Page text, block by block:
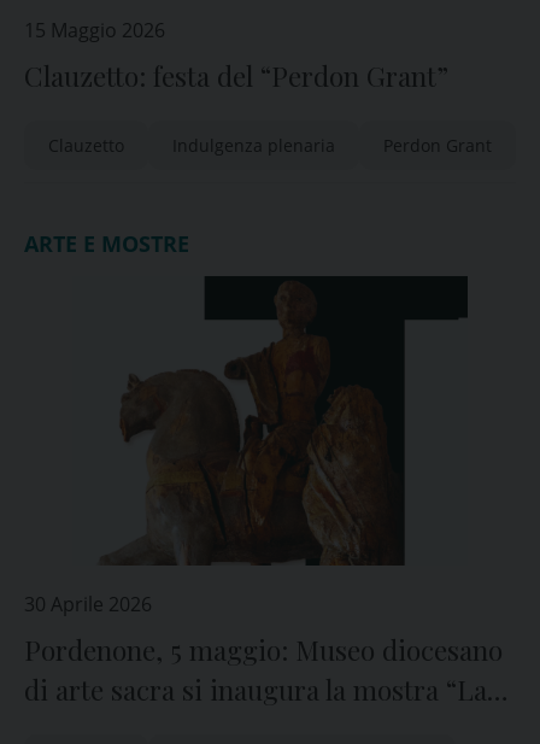
15 Maggio 2026
Clauzetto: festa del “Perdon Grant”
Clauzetto Indulgenza plenaria Perdon Grant
ARTE E MOSTRE
30 Aprile 2026
Pordenone, 5 maggio: Museo diocesano
di arte sacra si inaugura la mostra “La